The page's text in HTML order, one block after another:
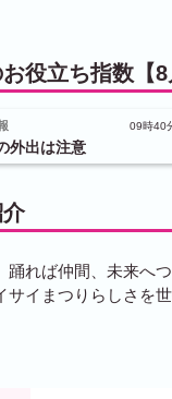
役立ち指数【8
09時40
外出は注意
踊れば仲間、未来
サイまつりらしさを